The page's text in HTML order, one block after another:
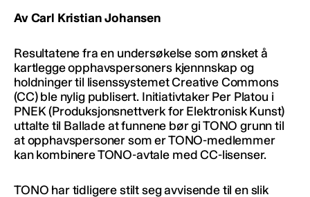
Av Carl Kristian Johansen
Resultatene fra en undersøkelse som ønsket å
kartlegge opphavspersoners kjennnskap og
holdninger til lisenssystemet Creative Commons
(CC) ble nylig publisert. Initiativtaker Per Platou i
PNEK (Produksjonsnettverk for Elektronisk Kunst)
uttalte til Ballade at funnene bør gi TONO grunn til
at opphavspersoner som er TONO-medlemmer
kan kombinere TONO-avtale med CC-lisenser.
TONO har tidligere stilt seg avvisende til en slik